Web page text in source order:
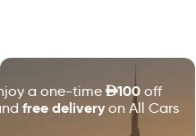
a one-time D100 off
free deliveryon All Cars!